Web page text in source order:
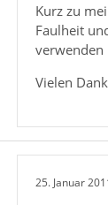
Kurz zu
Faulheit
verwenden
Vielen
25. Januar